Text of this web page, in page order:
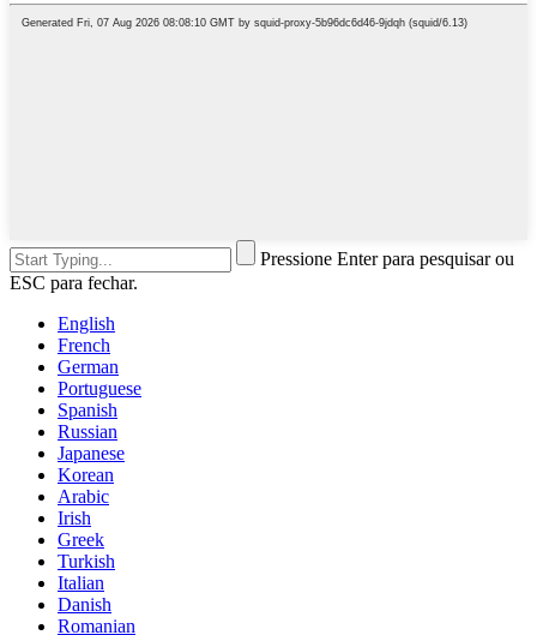
Pressione Enter para pesquisar ou
ESC para fechar.
English
French
German
Portuguese
Spanish
Russian
Japanese
Korean
Arabic
Irish
Greek
Turkish
Italian
Danish
Romanian